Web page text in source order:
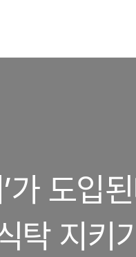
가 도입
탁 지키기